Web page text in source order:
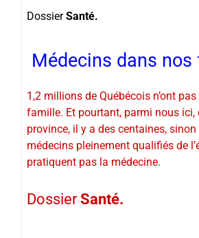
DossierSanté.
Médecins dans nos
1,2 millions de Québécois n’ont
famille. Et pourtant, parmi nous ici,
province, il y a des centaines,
médecins pleinement qualifiés de
pratiquent pas la médecine.
DossierSanté.